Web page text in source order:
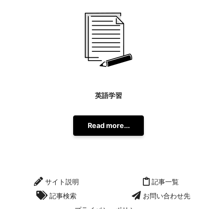
英語学習
Read more...
サイト説明
記事一覧
記事検索
お問い合わせ先